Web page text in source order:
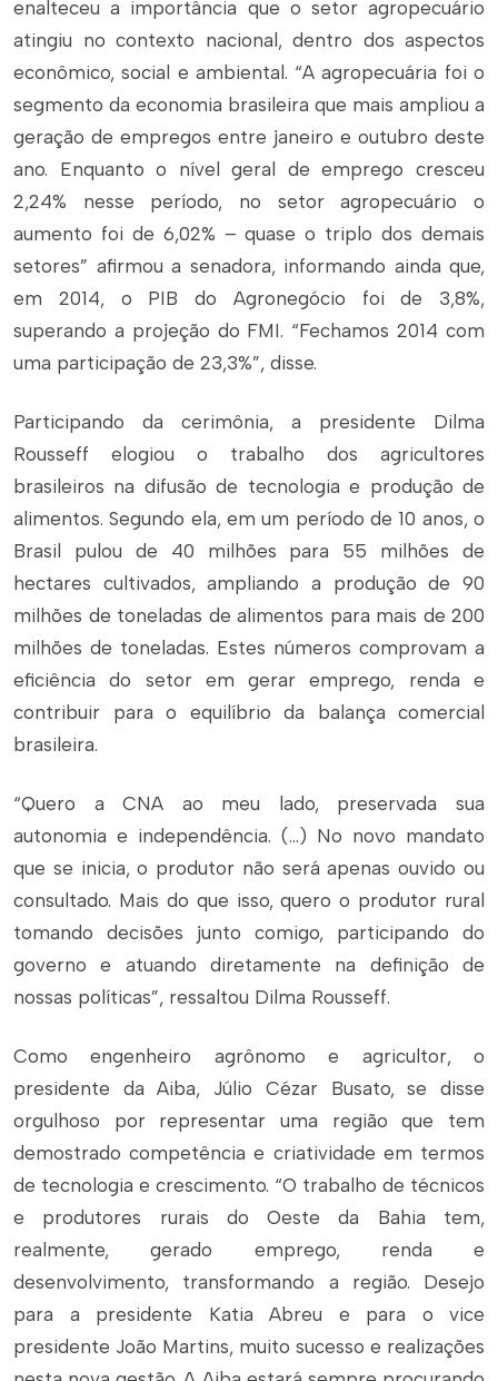
enalteceu a importância que o setor agropecuário
atingiu no contexto nacional, dentro dos aspectos
econômico, social e ambiental. “A agropecuária foi o
segmento da economia brasileira que mais ampliou a
geração de empregos entre janeiro e outubro deste
ano. Enquanto o nível geral de emprego cresceu
2,24% nesse período, no setor agropecuário o
aumento foi de 6,02% – quase o triplo dos demais
setores” afirmou a senadora, informando ainda que,
em 2014, o PIB do Agronegócio foi de 3,8%,
superando a projeção do FMI. “Fechamos 2014 com
uma participação de 23,3%”, disse.
Participando da cerimônia, a presidente Dilma
Rousseff elogiou o trabalho dos agricultores
brasileiros na difusão de tecnologia e produção de
alimentos. Segundo ela, em um período de 10 anos, o
Brasil pulou de 40 milhões para 55 milhões de
hectares cultivados, ampliando a produção de 90
milhões de toneladas de alimentos para mais de 200
milhões de toneladas. Estes números comprovam a
eficiência do setor em gerar emprego, renda e
contribuir para o equilíbrio da balança comercial
brasileira.
“Quero a CNA ao meu lado, preservada sua
autonomia e independência. (…) No novo mandato
que se inicia, o produtor não será apenas ouvido ou
consultado. Mais do que isso, quero o produtor rural
tomando decisões junto comigo, participando do
governo e atuando diretamente na definição de
nossas políticas”, ressaltou Dilma Rousseff.
Como engenheiro agrônomo e agricultor, o
presidente da Aiba, Júlio Cézar Busato, se disse
orgulhoso por representar uma região que tem
demostrado competência e criatividade em termos
de tecnologia e crescimento. “O trabalho de técnicos
e produtores rurais do Oeste da Bahia tem,
realmente, gerado emprego, renda e
desenvolvimento, transformando a região. Desejo
para a presidente Katia Abreu e para o vice
presidente João Martins, muito sucesso e realizações